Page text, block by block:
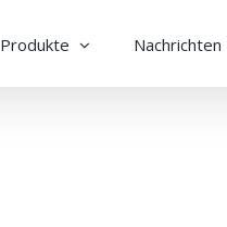
Produkte Nachrichten